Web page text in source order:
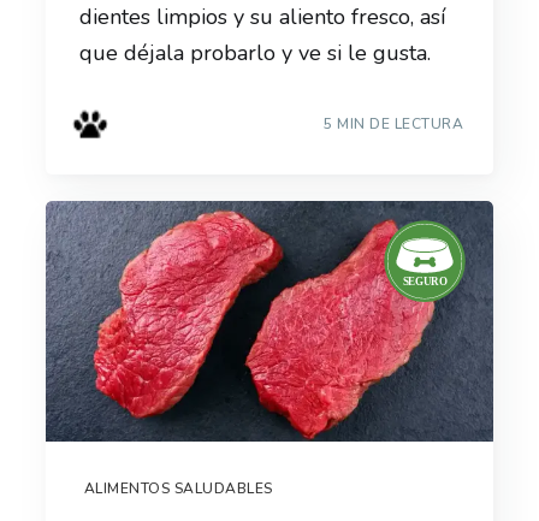
dientes limpios y su aliento fresco, así
que déjala probarlo y ve si le gusta.
5 MIN DE LECTURA
ALIMENTOS SALUDABLES